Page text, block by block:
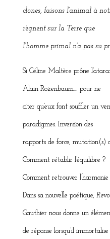
clones, faisons l’animal à
règnent sur la Terre que
l’homme primal n’a pas su
Si Céline Maltère prône
Alain Rozenbaum… pour ne
citer qu’eux font souffler un
paradigmes. Inversion des
rapports de force, mutation(s)
Comment rétablir l’équilibre ?
Comment retrouver
Dans sa nouvelle poétique,
Gauthier nous donne un
de réponse lorsqu’il